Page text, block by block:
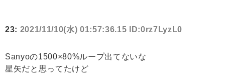
23: 2021/11/10(水) 01:57:36.15 ID:0rz7LyzL0
Sanyoの1500×80%ループ出てないな
星矢だと思ってたけど